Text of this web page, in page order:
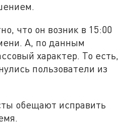
что он возник в 15:00
А, по данным
характер. То есть,
пользователи из
обещают исправить